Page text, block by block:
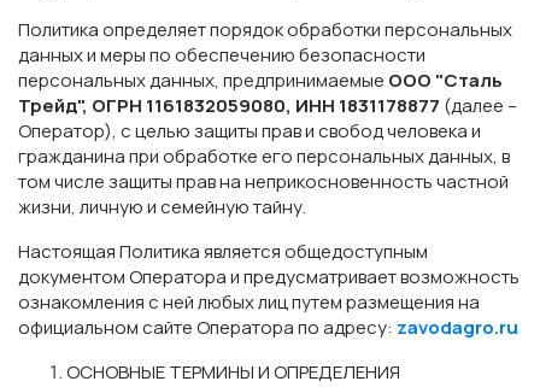
Политика определяет порядок обработки персональных
данных и меры по обеспечению безопасности
персональных данных, предпринимаемые ООО "Сталь
Трейд", ОГРН 1161832059080, ИНН 1831178877 (далее –
Оператор), с целью защиты прав и свобод человека и
гражданина при обработке его персональных данных, в
том числе защиты прав на неприкосновенность частной
жизни, личную и семейную тайну.
Настоящая Политика является общедоступным
документом Оператора и предусматривает возможность
ознакомления с ней любых лиц путем размещения на
официальном сайте Оператора по адресу: zavodagro.ru
ОСНОВНЫЕ ТЕРМИНЫ И ОПРЕДЕЛЕНИЯ